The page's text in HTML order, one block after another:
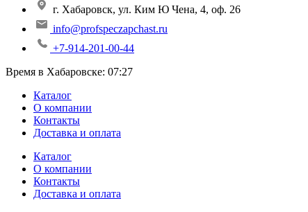
г. Хабаровск, ул. Ким Ю Чена, 4, оф. 26
info@profspeczapchast.ru
+7-914-201-00-44
Время в Хабаровске: 07:27
Каталог
О компании
Контакты
Доставка и оплата
Каталог
О компании
Контакты
Доставка и оплата